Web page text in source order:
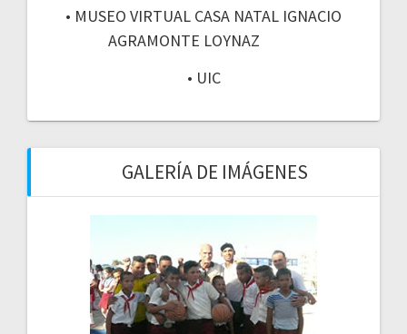
• MUSEO VIRTUAL CASA NATAL IGNACIO
AGRAMONTE LOYNAZ
• UIC
GALERÍA DE IMÁGENES